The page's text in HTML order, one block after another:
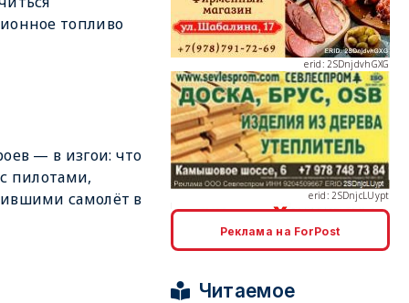
топливо
— в изгои: что
пилотами,
самолёт в
erid: 2SDnjcLUypt
Реклама на ForPost
Читаемое